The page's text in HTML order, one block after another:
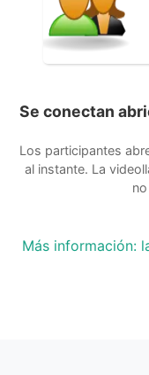
Se conectan
Los participantes
al instante. La
Más información: